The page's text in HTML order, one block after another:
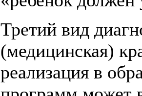
Третий вид
(медицинская)
реализация в